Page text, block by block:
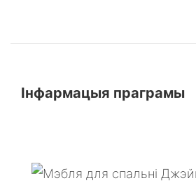
Інфармацыя праграмы